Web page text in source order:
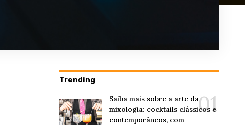
Trending
Saiba mais sobre a arte da
mixologia: cocktails clássicos e
contemporâneos, com